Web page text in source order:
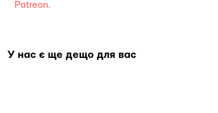
Patreon.
У нас є ще дещо для вас